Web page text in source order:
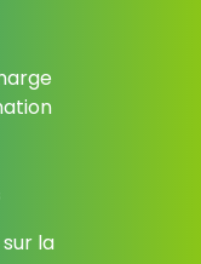
la